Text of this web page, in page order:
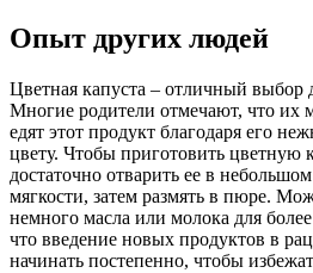
Опыт других людей
Цветная капуста – отличный выбор
Многие родители отмечают, что их
едят этот продукт благодаря его
цвету. Чтобы приготовить цветную
достаточно отварить ее в
мягкости, затем размять в пюре.
немного масла или молока для
что введение новых продуктов в
начинать постепенно, чтобы